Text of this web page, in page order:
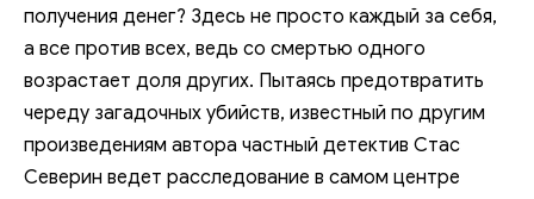
получения денег? Здесь не просто каждый за себя,
а все против всех, ведь со смертью одного
возрастает доля других. Пытаясь предотвратить
череду загадочных убийств, известный по другим
произведениям автора частный детектив Стас
Северин ведет расследование в самом центре